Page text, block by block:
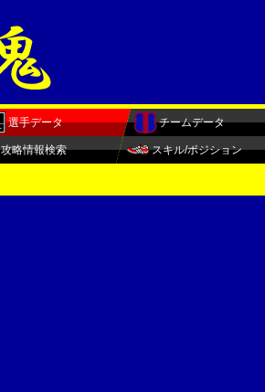
選手データ チームデータ
攻略情報検索 スキル/ポジション